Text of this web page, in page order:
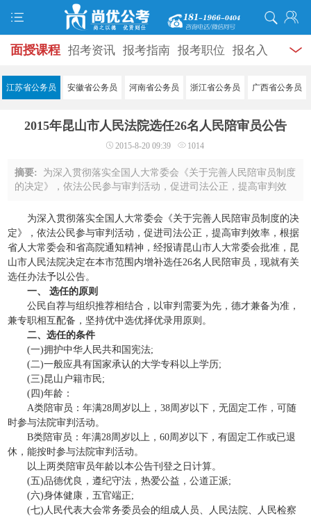
面授课程 招考资讯 报考指南 报考职位 报名入
口 打准考证 成绩查询 面试公告 录用公示 辅导
学员风采 名师团队
服务信息
江苏省公务员 安徽省公务员 河南省公务员 浙江省公务员 广西省公务员
2015年昆山市人民法院选任26名人民陪审员公告
2015-8-20 09:39 1014
摘要: 为深入贯彻落实全国人大常委会《关于完善人民陪审员制度
的决定》，依法公民参与审判活动，促进司法公正，提高审判效
委会批准，昆山市人民法院决定在本市范 ...
为深入贯彻落实全国人大常委会《关于完善人民陪审员制度的决
定》，依法公民参与审判活动，促进司法公正，提高审判效率，根据
省人大常委会和省高院通知精神，经报请昆山市人大常委会批准，昆
山市人民法院决定在本市范围内增补选任26名人民陪审员，现就有关
选任办法予以公告。
一、 选任的原则
公民自荐与组织推荐相结合，以审判需要为先，德才兼备为准，
兼专职相互配备，坚持优中选优择优录用原则。
二、选任的条件
(一)拥护中华人民共和国宪法;
(二)一般应具有国家承认的大学专科以上学历;
(三)昆山户籍市民;
(四)年龄：
A类陪审员：年满28周岁以上，38周岁以下，无固定工作，可随
时参与法院审判活动。
B类陪审员：年满28周岁以上，60周岁以下，有固定工作或已退
休，能按时参与法院审判活动。
以上两类陪审员年龄以本公告刊登之日计算。
(五)品德优良，遵纪守法，热爱公益，公道正派;
(六)身体健康，五官端正;
(七)人民代表大会常务委员会的组成人员、人民法院、人民检察